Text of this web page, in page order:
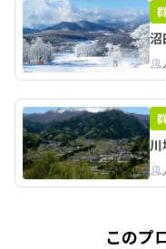
沼
川
このプ